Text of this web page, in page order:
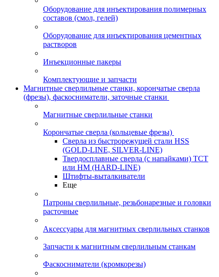
Оборудование для инъектирования полимерных
составов (смол, гелей)
Оборудование для инъектирования цементных
растворов
Инъекционные пакеры
Комплектующие и запчасти
Магнитные сверлильные станки, корончатые сверла
(фрезы), фаскосниматели, заточные станки
Магнитные сверлильные станки
Корончатые сверла (кольцевые фрезы)
Сверла из быстрорежущей стали HSS
(GOLD-LINE, SILVER-LINE)
Твердосплавные сверла (с напайками) ТСТ
или HM (HARD-LINE)
Штифты-выталкиватели
Еще
Патроны сверлильные, резьбонарезные и головки
расточные
Аксессуары для магнитных сверлильных станков
Запчасти к магнитным сверлильным станкам
Фаскосниматели (кромкорезы)